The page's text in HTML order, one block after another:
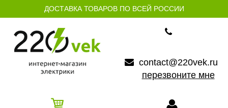
ДОСТАВКА ТОВАРОВ ПО ВСЕЙ РОССИИ
contact@220vek.ru
перезвоните мне